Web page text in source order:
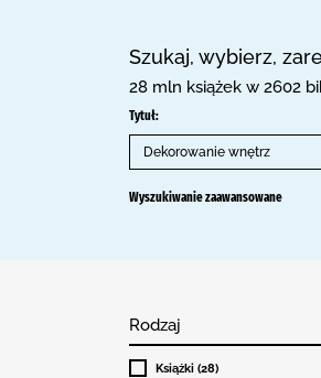
Szukaj, wybierz,
28 mln książek w 2602
Tytuł:
Wyszukiwanie zaawansowane
Rodzaj
Książki (28)